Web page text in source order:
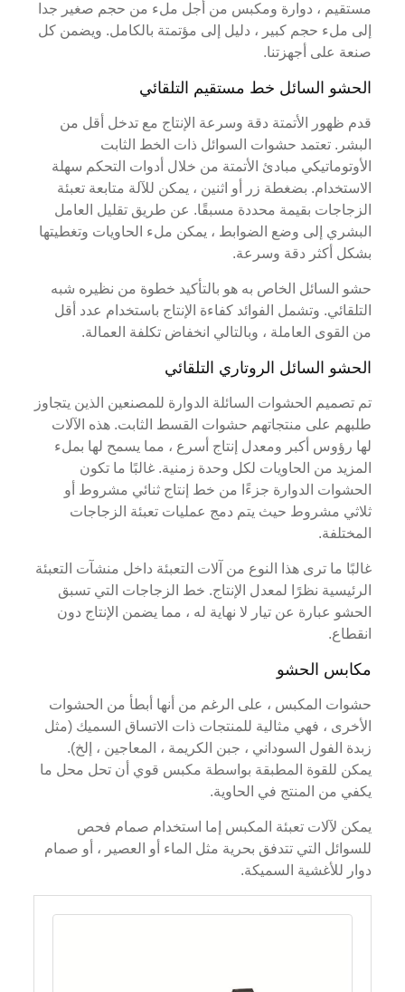
مستقيم ، دوارة ومكبس من أجل ملء من حجم صغير جدا
إلى ملء حجم كبير ، دليل إلى مؤتمتة بالكامل. ويضمن كل
صنعة على أجهزتنا.
الحشو السائل خط مستقيم التلقائي
قدم ظهور الأتمتة دقة وسرعة الإنتاج مع تدخل أقل من
البشر. تعتمد حشوات السوائل ذات الخط الثابت
الأوتوماتيكي مبادئ الأتمتة من خلال أدوات التحكم سهلة
الاستخدام. بضغطة زر أو اثنين ، يمكن للآلة متابعة تعبئة
الزجاجات بقيمة محددة مسبقًا. عن طريق تقليل العامل
البشري إلى وضع الضوابط ، يمكن ملء الحاويات وتغطيتها
بشكل أكثر دقة وسرعة.
حشو السائل الخاص به هو بالتأكيد خطوة من نظيره شبه
التلقائي. وتشمل الفوائد كفاءة الإنتاج باستخدام عدد أقل
من القوى العاملة ، وبالتالي انخفاض تكلفة العمالة.
الحشو السائل الروتاري التلقائي
تم تصميم الحشوات السائلة الدوارة للمصنعين الذين يتجاوز
طلبهم على منتجاتهم حشوات القسط الثابت. هذه الآلات
لها رؤوس أكبر ومعدل إنتاج أسرع ، مما يسمح لها بملء
المزيد من الحاويات لكل وحدة زمنية. غالبًا ما تكون
الحشوات الدوارة جزءًا من خط إنتاج ثنائي مشروط أو
ثلاثي مشروط حيث يتم دمج عمليات تعبئة الزجاجات
المختلفة.
غالبًا ما ترى هذا النوع من آلات التعبئة داخل منشآت التعبئة
الرئيسية نظرًا لمعدل الإنتاج. خط الزجاجات التي تسبق
الحشو عبارة عن تيار لا نهاية له ، مما يضمن الإنتاج دون
انقطاع.
مكابس الحشو
حشوات المكبس ، على الرغم من أنها أبطأ من الحشوات
الأخرى ، فهي مثالية للمنتجات ذات الاتساق السميك (مثل
زبدة الفول السوداني ، جبن الكريمة ، المعاجين ، إلخ).
يمكن للقوة المطبقة بواسطة مكبس قوي أن تحل محل ما
يكفي من المنتج في الحاوية.
يمكن لآلات تعبئة المكبس إما استخدام صمام فحص
للسوائل التي تتدفق بحرية مثل الماء أو العصير ، أو صمام
دوار للأغشية السميكة.